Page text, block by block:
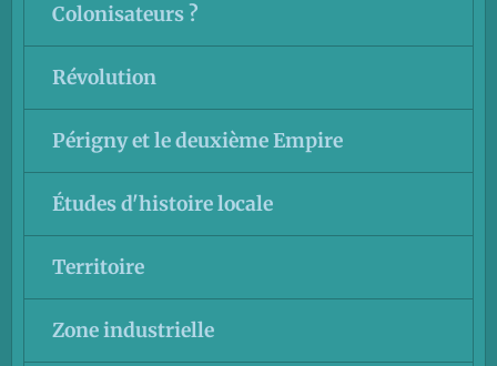
Colonisateurs ?
Révolution
Périgny et le deuxième Empire
Études d'histoire locale
Territoire
Zone industrielle